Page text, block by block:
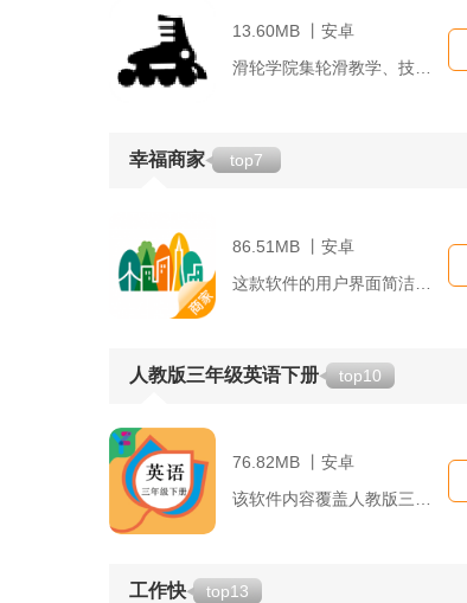
13.60MB 丨安卓
滑轮学院集轮滑教学、技能展示、社区交流于一体，不仅有丰富的视...
幸福商家 top7
86.51MB 丨安卓
这款软件的用户界面简洁友好，即便是初次使用的商家也能快速上手...
人教版三年级英语下册 top10
76.82MB 丨安卓
该软件内容覆盖人教版三年级英语下册所有单元，每个单元都配备了...
工作快 top13